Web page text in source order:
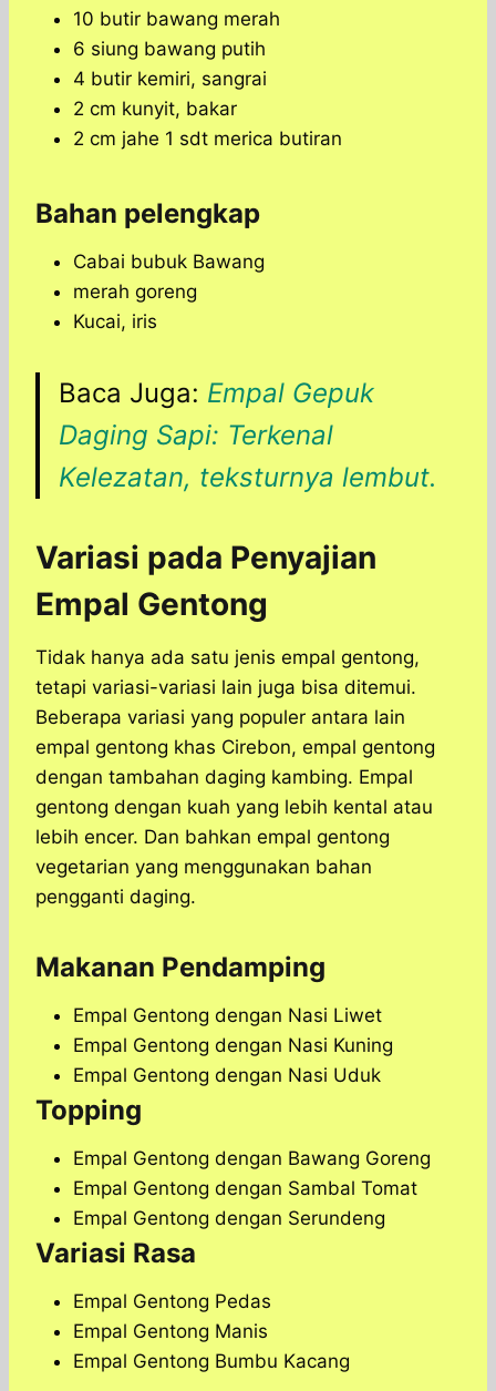
10 butir bawang merah
6 siung bawang putih
4 butir kemiri, sangrai
2 cm kunyit, bakar
2 cm jahe 1 sdt merica butiran
Bahan pelengkap
Cabai bubuk Bawang
merah goreng
Kucai, iris
Baca Juga: Empal Gepuk
Daging Sapi: Terkenal
Kelezatan, teksturnya lembut.
Variasi pada Penyajian
Empal Gentong
Tidak hanya ada satu jenis empal gentong,
tetapi variasi-variasi lain juga bisa ditemui.
Beberapa variasi yang populer antara lain
empal gentong khas Cirebon, empal gentong
dengan tambahan daging kambing. Empal
gentong dengan kuah yang lebih kental atau
lebih encer. Dan bahkan empal gentong
vegetarian yang menggunakan bahan
pengganti daging.
Makanan Pendamping
Empal Gentong dengan Nasi Liwet
Empal Gentong dengan Nasi Kuning
Empal Gentong dengan Nasi Uduk
Topping
Empal Gentong dengan Bawang Goreng
Empal Gentong dengan Sambal Tomat
Empal Gentong dengan Serundeng
Variasi Rasa
Empal Gentong Pedas
Empal Gentong Manis
Empal Gentong Bumbu Kacang